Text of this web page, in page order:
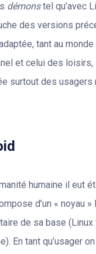
démonstel qu’avec
des versions
tant au
et celui des
surtout des usagers
humaine il
d’un « noyau
de sa base (Linux
En tant qu’usager